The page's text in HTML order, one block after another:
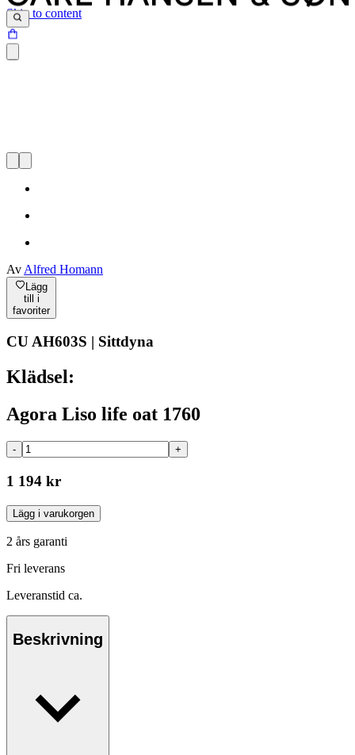
Skip to content
Av Alfred Homann
Lägg
till i
favoriter
CU AH603S | Sittdyna
Klädsel:
Agora Liso life oat 1760
- +
1 194 kr
Lägg i varukorgen
2 års garanti
Fri leverans
Leveranstid ca.
Beskrivning